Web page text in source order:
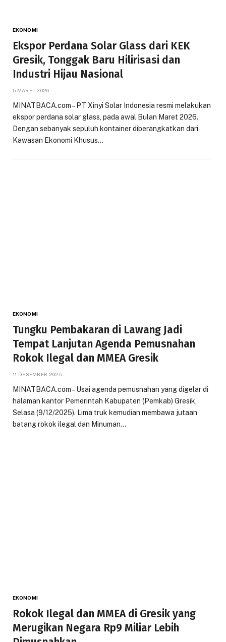
EKONOMI
Ekspor Perdana Solar Glass dari KEK
Gresik, Tonggak Baru Hilirisasi dan
Industri Hijau Nasional
5 MARET 2026
MINATBACA.com – PT Xinyi Solar Indonesia resmi melakukan
ekspor perdana solar glass, pada awal Bulan Maret 2026.
Dengan sebanyak sepuluh kontainer diberangkatkan dari
Kawasan Ekonomi Khusus…
EKONOMI
Tungku Pembakaran di Lawang Jadi
Tempat Lanjutan Agenda Pemusnahan
Rokok Ilegal dan MMEA Gresik
11 DESEMBER 2025
MINATBACA.com – Usai agenda pemusnahan yang digelar di
halaman kantor Pemerintah Kabupaten (Pemkab) Gresik,
Selasa (9/12/2025). Lima truk kemudian membawa jutaan
batang rokok ilegal dan Minuman…
EKONOMI
Rokok Ilegal dan MMEA di Gresik yang
Merugikan Negara Rp9 Miliar Lebih